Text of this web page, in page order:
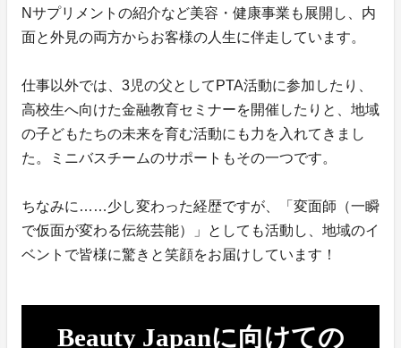
Nサプリメントの紹介など美容・健康事業も展開し、内
面と外見の両方からお客様の人生に伴走しています。
仕事以外では、3児の父としてPTA活動に参加したり、
高校生へ向けた金融教育セミナーを開催したりと、地域
の子どもたちの未来を育む活動にも力を入れてきまし
た。ミニバスチームのサポートもその一つです。
ちなみに……少し変わった経歴ですが、「変面師（一瞬
で仮面が変わる伝統芸能）」としても活動し、地域のイ
ベントで皆様に驚きと笑顔をお届けしています！
Beauty Japanに向けての